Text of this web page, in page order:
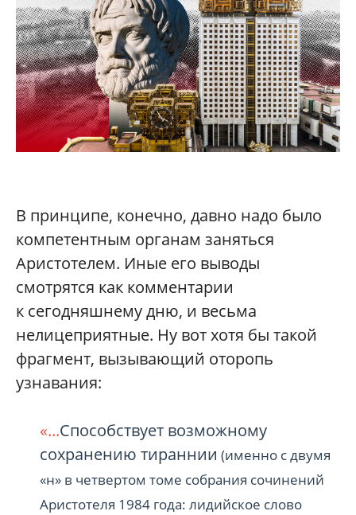
В принципе, конечно, давно надо было
компетентным органам заняться
Аристотелем. Иные его выводы
смотрятся как комментарии
к сегодняшнему дню, и весьма
нелицеприятные. Ну вот хотя бы такой
фрагмент, вызывающий оторопь
узнавания:
«...Способствует возможному
сохранению тираннии (именно с двумя
«н» в четвертом томе собрания сочинений
Аристотеля 1984 года: лидийское слово